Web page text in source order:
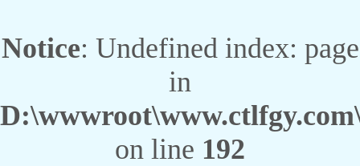
Notice: Undefined index: page
in
on line 192